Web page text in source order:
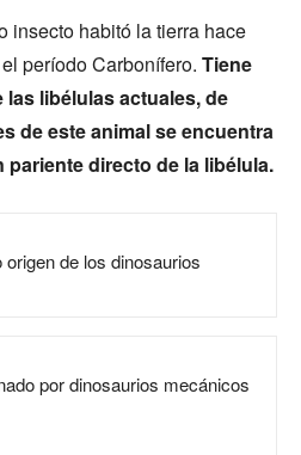
insecto habitó la tierra hace
período Carbonífero. Tiene
libélulas actuales, de
de este animal se encuentra
pariente directo de la libélula.
de los dinosaurios
por dinosaurios mecánicos